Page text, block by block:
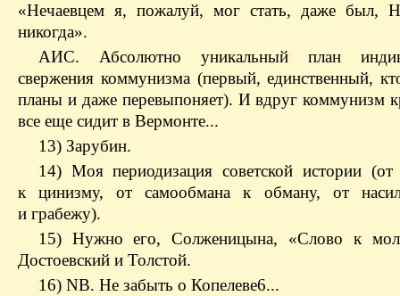
«Нечаевцем я, пожалуй, мог стать, даже был,
никогда».
АИС. Абсолютно уникальный план
свержения коммунизма (первый, единственный,
планы и даже перевыпоняет). И вдруг коммунизм
все еще сидит в Вермонте...
13) Зарубин.
14) Моя периодизация советской истории (от
к цинизму, от самообмана к обману, от
и грабежу).
15) Нужно его, Солженицына, «Слово к
Достоевский и Толстой.
16) NB. Не забыть о Копелеве6...